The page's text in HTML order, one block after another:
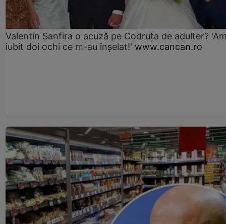
Valentin Sanfira o acuză pe Codruța de adulter?
iubit doi ochi ce m-au înșelat!' www.cancan.ro